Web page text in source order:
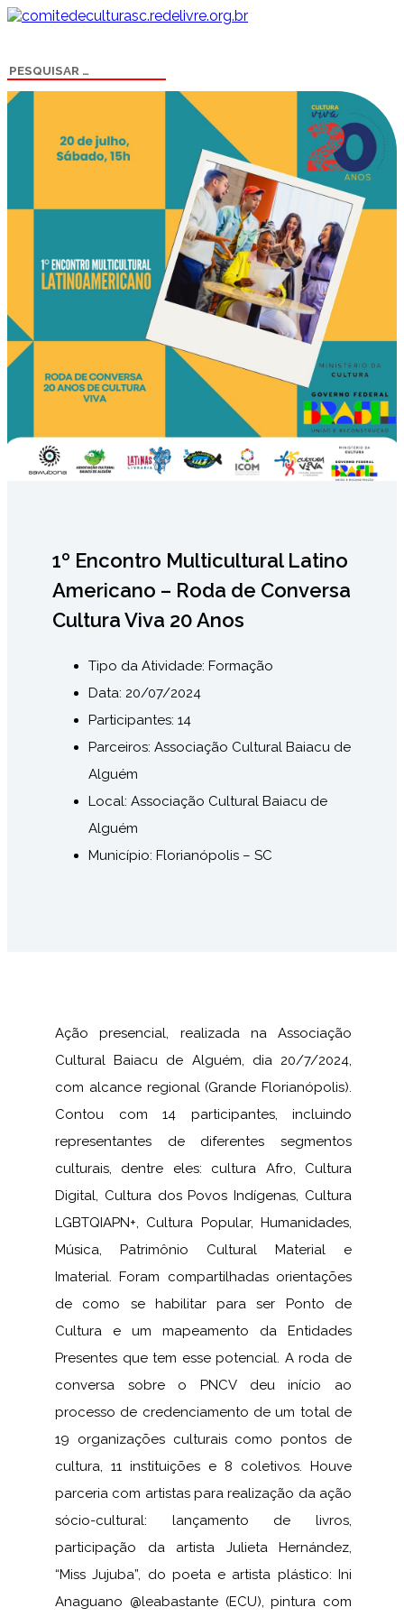
1º Encontro Multicultural Latino
Americano – Roda de Conversa
Cultura Viva 20 Anos
Tipo da Atividade: Formação
Data: 20/07/2024
Participantes: 14
Parceiros: Associação Cultural Baiacu de
Alguém
Local: Associação Cultural Baiacu de
Alguém
Município: Florianópolis – SC
Ação presencial, realizada na Associação
Cultural Baiacu de Alguém, dia 20/7/2024,
com alcance regional (Grande Florianópolis).
Contou com 14 participantes, incluindo
representantes de diferentes segmentos
culturais, dentre eles: cultura Afro, Cultura
Digital, Cultura dos Povos Indígenas, Cultura
LGBTQIAPN+, Cultura Popular, Humanidades,
Música, Patrimônio Cultural Material e
Imaterial. Foram compartilhadas orientações
de como se habilitar para ser Ponto de
Cultura e um mapeamento da Entidades
Presentes que tem esse potencial. A roda de
conversa sobre o PNCV deu início ao
processo de credenciamento de um total de
19 organizações culturais como pontos de
cultura, 11 instituições e 8 coletivos. Houve
parceria com artistas para realização da ação
sócio-cultural: lançamento de livros,
participação da artista Julieta Hernández,
“Miss Jujuba”, do poeta e artista plástico: Ini
Anaguano @leabastante (ECU), pintura com